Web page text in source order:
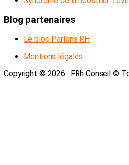
Blog partenaires
Le blog Parlons RH
Mentions légales
Copyright © 2026 · FRh Conseil ©